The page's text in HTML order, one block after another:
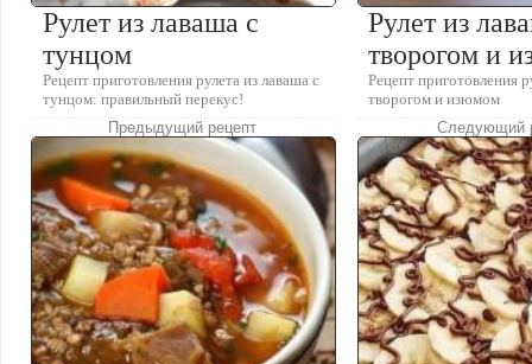
Рулет из лаваша с
тунцом
Рецепт приготовления рулета из лаваша с
тунцом: правильный перекус!
Рулет из
творогом и
Рецепт приготовления
творогом и изюмом
Предыдущий рецепт
Следующий